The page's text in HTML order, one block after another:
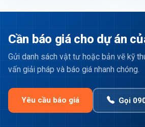
Cần báo giá cho dự án
Gửi danh sách vật tư hoặc bản vẽ kỹ
vấn giải pháp và báo giá nhanh chóng.
Yêu cầu báo giá Gọi